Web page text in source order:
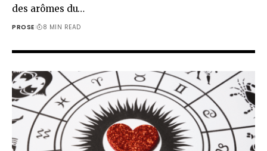
des arômes du…
PROSE 8 MIN READ